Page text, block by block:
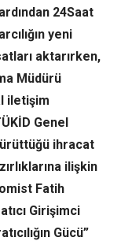
24Saat
yeni
aktarırken,
Müdürü
iletişim
Genel
ihracat
ilişkin
Fatih
Girişimci
Gücü”